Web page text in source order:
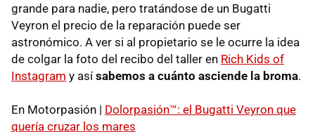
grande para nadie, pero tratándose de un Bugatti
Veyron el precio de la reparación puede ser
astronómico. A ver si al propietario se le ocurre la idea
de colgar la foto del recibo del taller en Rich Kids of
Instagram y asísabemos a cuánto asciende la broma.
En Motorpasión | Dolorpasión™: el Bugatti Veyron que
quería cruzar los mares